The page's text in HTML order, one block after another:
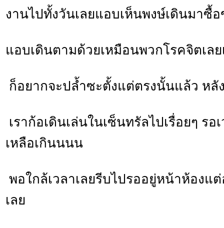
งานไปทั้งวันเลยแอบเห็นพงษ์เดินมาซื้
แอบเดินตามด้วยเหมือนพวกโรคจิตเลย
ก็อยากจะปล้ำซะตั้งแต่ตรงนั้นแล้ว หลั
เราก้อเดินเล่นในเซ็นทรัลไปเรื่อยๆ ร
เหลือเกินนนน
พอใกล้เวลาเลยรีบไปรออยู่หน้าห้องแ
เลย